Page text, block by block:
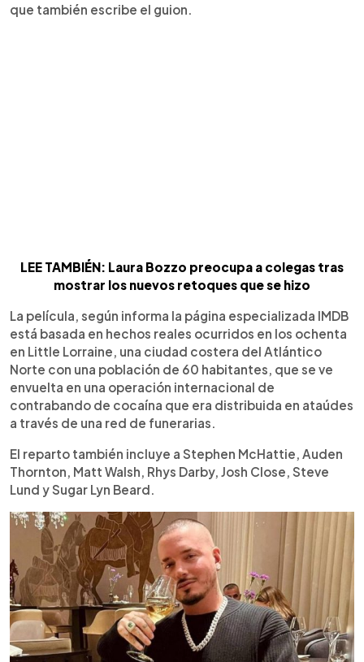
que también escribe el guion.
LEE TAMBIÉN: Laura Bozzo preocupa a colegas tras
mostrar los nuevos retoques que se hizo
La película, según informa la página especializada IMDB
está basada en hechos reales ocurridos en los ochenta
en Little Lorraine, una ciudad costera del Atlántico
Norte con una población de 60 habitantes, que se ve
envuelta en una operación internacional de
contrabando de cocaína que era distribuida en ataúdes
a través de una red de funerarias.
El reparto también incluye a Stephen McHattie, Auden
Thornton, Matt Walsh, Rhys Darby, Josh Close, Steve
Lund y Sugar Lyn Beard.